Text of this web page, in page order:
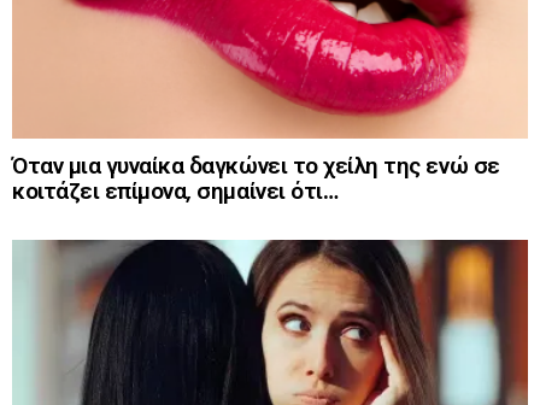
Όταν μια γυναίκα δαγκώνει το χείλη της ενώ σε
κοιτάζει επίμονα, σημαίνει ότι…